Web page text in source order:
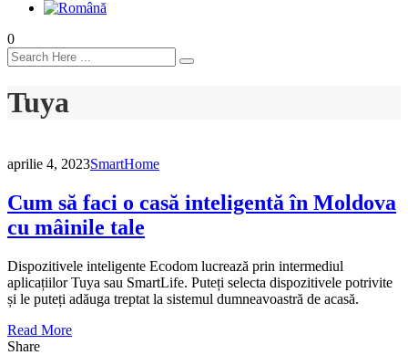
0
Tuya
aprilie 4, 2023SmartHome
Cum să faci o casă inteligentă în Moldova
cu mâinile tale
Dispozitivele inteligente Ecodom lucrează prin intermediul
aplicațiilor Tuya sau SmartLife. Puteți selecta dispozitivele potrivite
și le puteți adăuga treptat la sistemul dumneavoastră de acasă.
Read More
Share